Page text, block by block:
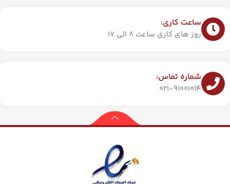
ساعت کاری:
روز های کاری ساعت 8 الی 17
شماره تماس:
021-91001014